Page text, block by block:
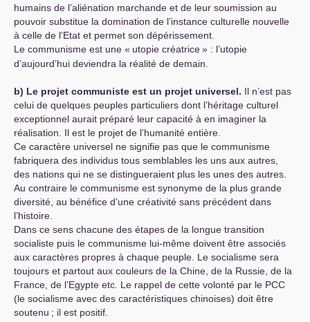
humains de l’aliénation marchande et de leur soumission au
pouvoir substitue la domination de l’instance culturelle nouvelle
à celle de l’Etat et permet son dépérissement.
Le communisme est une « utopie créatrice» : l’utopie
d’aujourd’hui deviendra la réalité de demain.
b) Le projet communiste est un projet universel. Il n’est pas
celui de quelques peuples particuliers dont l’héritage culturel
exceptionnel aurait préparé leur capacité à en imaginer la
réalisation. Il est le projet de l’humanité entière.
Ce caractère universel ne signifie pas que le communisme
fabriquera des individus tous semblables les uns aux autres,
des nations qui ne se distingueraient plus les unes des autres.
Au contraire le communisme est synonyme de la plus grande
diversité, au bénéfice d’une créativité sans précédent dans
l’histoire.
Dans ce sens chacune des étapes de la longue transition
socialiste puis le communisme lui-même doivent être associés
aux caractères propres à chaque peuple. Le socialisme sera
toujours et partout aux couleurs de la Chine, de la Russie, de la
France, de l’Egypte etc. Le rappel de cette volonté par le PCC
(le socialisme avec des caractéristiques chinoises) doit être
soutenu ; il est positif.